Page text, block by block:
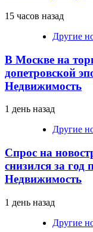
15 часов назад
Другие
В Москве на
допетровской
Недвижимость
1 день назад
Другие
Спрос на
снизился за
Недвижимость
1 день назад
Другие